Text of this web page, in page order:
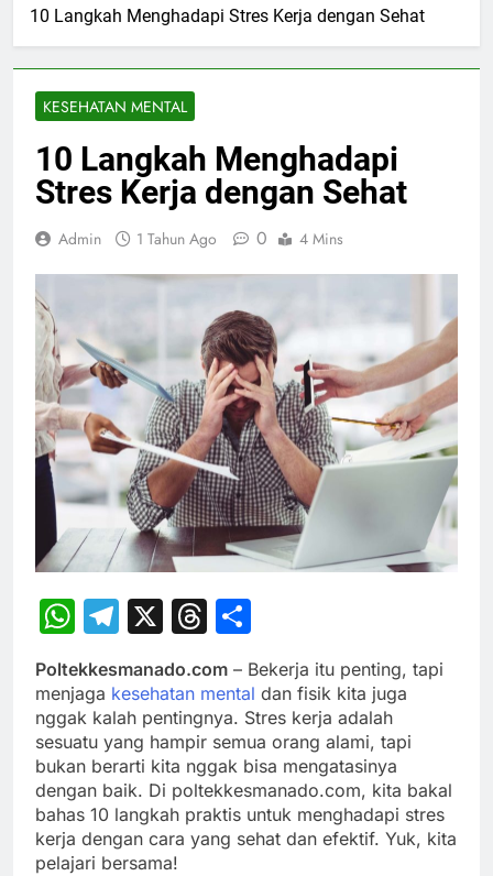
10 Langkah Menghadapi Stres Kerja dengan Sehat
KESEHATAN MENTAL
10 Langkah Menghadapi
Stres Kerja dengan Sehat
Admin 1 Tahun Ago 0 4 Mins
WhatsApp
Telegram
X Threads
Poltekkesmanado.com – Bekerja itu penting, tapi
menjaga kesehatan mental dan fisik kita juga
nggak kalah pentingnya. Stres kerja adalah
sesuatu yang hampir semua orang alami, tapi
bukan berarti kita nggak bisa mengatasinya
dengan baik. Di poltekkesmanado.com, kita bakal
bahas 10 langkah praktis untuk menghadapi stres
kerja dengan cara yang sehat dan efektif. Yuk, kita
pelajari bersama!